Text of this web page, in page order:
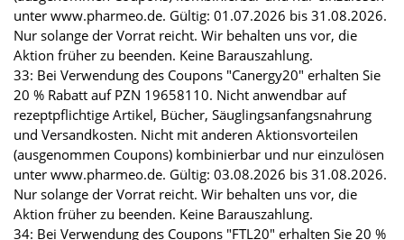
unter www.pharmeo.de. Gültig: 01.07.2026 bis 31.08.2026.
Nur solange der Vorrat reicht. Wir behalten uns vor, die
Aktion früher zu beenden. Keine Barauszahlung.
33: Bei Verwendung des Coupons "Canergy20" erhalten Sie
20 % Rabatt auf PZN 19658110. Nicht anwendbar auf
rezeptpflichtige Artikel, Bücher, Säuglingsanfangsnahrung
und Versandkosten. Nicht mit anderen Aktionsvorteilen
(ausgenommen Coupons) kombinierbar und nur einzulösen
unter www.pharmeo.de. Gültig: 03.08.2026 bis 31.08.2026.
Nur solange der Vorrat reicht. Wir behalten uns vor, die
Aktion früher zu beenden. Keine Barauszahlung.
34: Bei Verwendung des Coupons "FTL20" erhalten Sie 20 %